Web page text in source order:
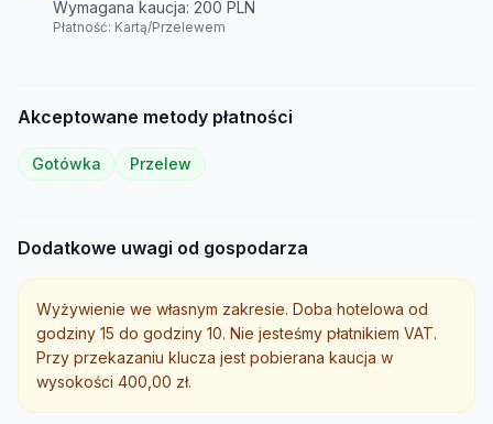
Wymagana kaucja: 200 PLN
Płatność: Kartą/Przelewem
Akceptowane metody płatności
Gotówka Przelew
Dodatkowe uwagi od gospodarza
Wyżywienie we własnym zakresie. Doba hotelowa od
godziny 15 do godziny 10. Nie jesteśmy płatnikiem VAT.
Przy przekazaniu klucza jest pobierana kaucja w
wysokości 400,00 zł.